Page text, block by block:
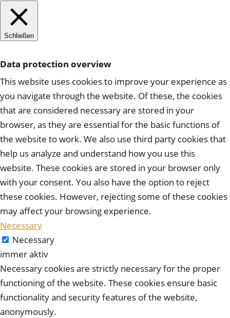
Schließen
Data protection overview
This website uses cookies to improve your experience as
you navigate through the website. Of these, the cookies
that are considered necessary are stored in your
browser, as they are essential for the basic functions of
the website to work. We also use third party cookies that
help us analyze and understand how you use this
website. These cookies are stored in your browser only
with your consent. You also have the option to reject
these cookies. However, rejecting some of these cookies
may affect your browsing experience.
Necessary
Necessary
immer aktiv
Necessary cookies are strictly necessary for the proper
functioning of the website. These cookies ensure basic
functionality and security features of the website,
anonymously.